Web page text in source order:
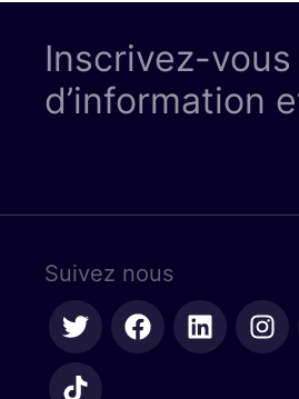
Inscrivez-
d’information
Suivez nous